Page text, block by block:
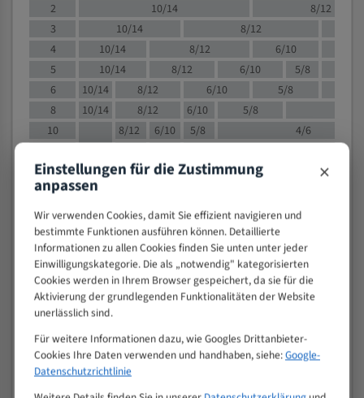
2
10/14
8/12
3
10/14 8/12
4
10/14 8/12 6/10
5
10/14 8/12 6/10
5/8
6
10/14 8/12 6/10
5/8
8
10/14 8/12 6/10 5/8
10
8/12 6/10 5/8
4/6
15
8/12 6/10
4/5
20
30
4/5
50
80
> 100
VOLLMATERIAL
M (mm)
Zähne pro
Zoll (ZpZ))
>
10/14
Einstellungen für die Zustimmung
anpassen ×
Wir verwenden Cookies, damit Sie effizient navigieren und
bestimmte Funktionen ausführen können. Detaillierte
Informationen zu allen Cookies finden Sie unten unter jeder
Einwilligungskategorie. Die als „notwendig" kategorisierten
Cookies werden in Ihrem Browser gespeichert, da sie für die
Aktivierung der grundlegenden Funktionalitäten der Website
unerlässlich sind.
Für weitere Informationen dazu, wie Googles Drittanbieter-
Cookies Ihre Daten verwenden und handhaben, siehe:Google-
Datenschutzrichtlinie